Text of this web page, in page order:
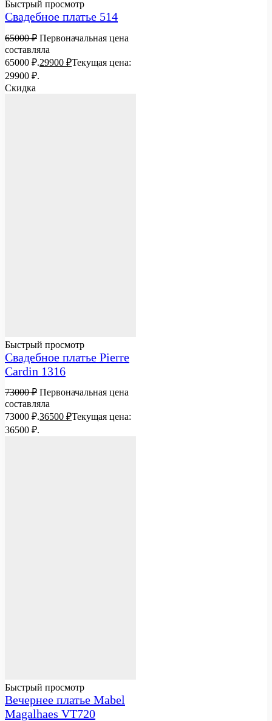
Быстрый просмотр
Свадебное платье 514
65000₽ Первоначальная цена
составляла
65000 ₽.29900 ₽Текущая цена:
29900 ₽.
Скидка
Быстрый просмотр
Свадебное платье Pierre
Cardin 1316
73000₽ Первоначальная цена
составляла
73000 ₽.36500 ₽Текущая цена:
36500 ₽.
Быстрый просмотр
Вечернее платье Mabel
Magalhaes VT720